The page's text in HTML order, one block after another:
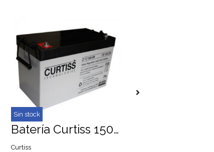
Sin stock
Batería Curtiss 150Ah 12V AGM Ciclo Profundo
Curtiss